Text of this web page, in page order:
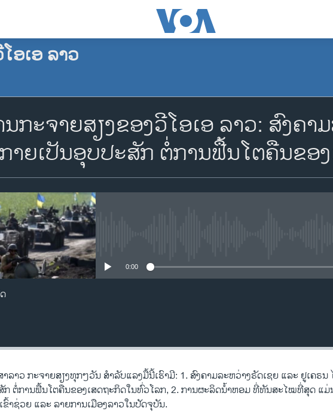
ອເອ ລາວ
Apple Podcasts
Spotify
ກະຈາຍສຽງຂອງວີໂອເອ ລາວ: ​ສົງ​ຄາ
າຍ​ເປັນ​ອຸບ​ປະ​ສັກ ຕໍ່​ການ​ຟື້ນ​ໂຕ​ຄືນ​ຂອ
0:00
ລາວ​ ກະຈາຍສຽງ​ທຸກໆ​ວັນ ສຳ​ລັບ​ແລງມື້​ນີ້ເຮົາ​ມີ: 1. ສົງ​ຄາມ​ລະ​ຫວ່າງ​ຣັດ​ເຊຍ ແລະ ​ຢູ ​ເຄ​ຣນ
ກ ຕໍ່​ການ​ຟື້ນ​ໂຕ​ຄືນ​ຂອງ​ເສດ​ຖະ​ກິດ​ໃນ​ທົ່ວ​ໂລກ, 2. ການ​ຜະ​ລິດ​ນ້ຳ​ຫອມ ທີ່​ທັນ​ສ​ະ​ໄໝ​ທີ່​ສຸດ ແມ່
າ​ຊ່ວຍ ແລະ ລາຍ​ການ​ເມືອງ​ລາວ​ໃນ​ປັດ​ຈຸ​ບັນ.